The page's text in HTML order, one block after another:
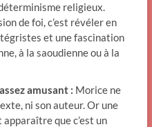
religieux.
de foi, c’est révéler en
et une fascination
à la saoudienne ou à la
amusant : Morice ne
ni son auteur. Or une
que c’est un